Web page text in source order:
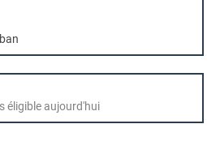
éligible aujourd'hui